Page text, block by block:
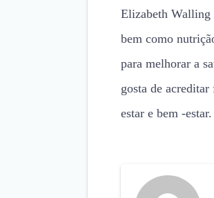
Elizabeth Walling
bem como
para melhorar a
gosta de
estar e bem -